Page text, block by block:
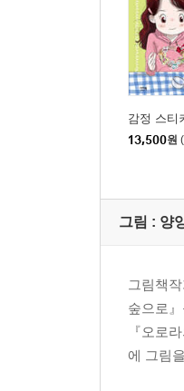
감정 스티
13,500원
그림 : 양
그림책
숲으로
『오로
에 그림